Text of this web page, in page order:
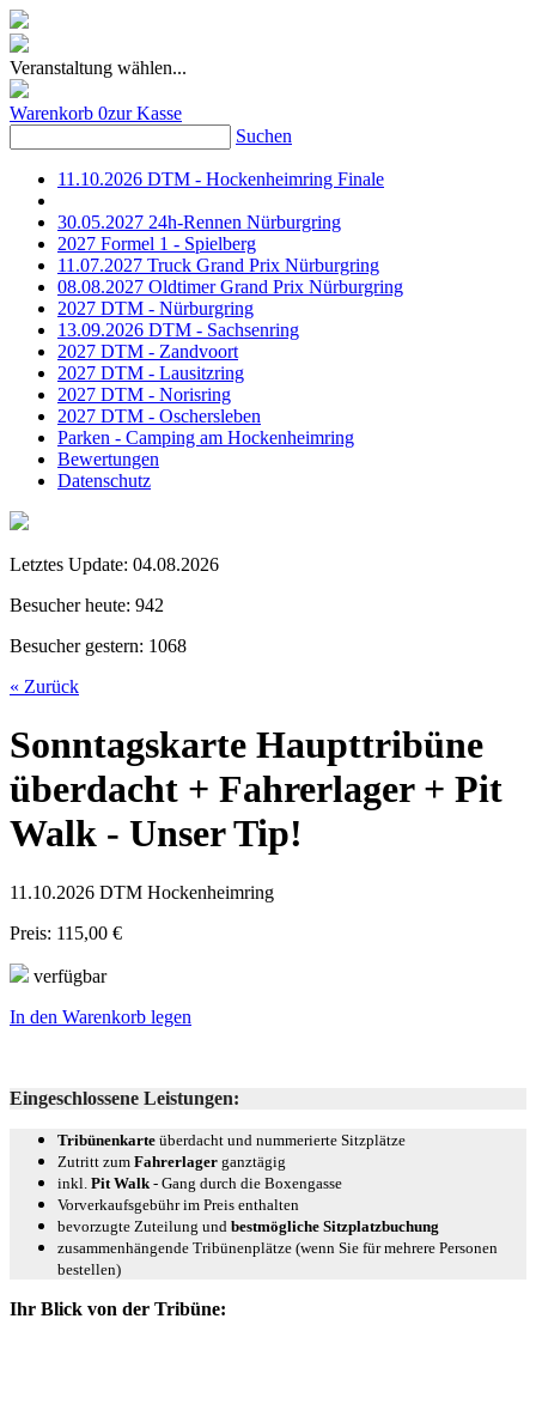
Veranstaltung wählen...
Warenkorb 0zur Kasse
Suchen
11.10.2026 DTM - Hockenheimring Finale
30.05.2027 24h-Rennen Nürburgring
2027 Formel 1 - Spielberg
11.07.2027 Truck Grand Prix Nürburgring
08.08.2027 Oldtimer Grand Prix Nürburgring
2027 DTM - Nürburgring
13.09.2026 DTM - Sachsenring
2027 DTM - Zandvoort
2027 DTM - Lausitzring
2027 DTM - Norisring
2027 DTM - Oschersleben
Parken - Camping am Hockenheimring
Bewertungen
Datenschutz
Letztes Update: 04.08.2026
Besucher heute: 942
Besucher gestern: 1068
« Zurück
Sonntagskarte Haupttribüne
überdacht + Fahrerlager + Pit
Walk - Unser Tip!
11.10.2026 DTM Hockenheimring
Preis: 115,00 €
verfügbar
In den Warenkorb legen
Eingeschlossene Leistungen:
Tribünenkarte überdacht und nummerierte Sitzplätze
Zutritt zum Fahrerlager ganztägig
inkl. Pit Walk - Gang durch die Boxengasse
Vorverkaufsgebühr im Preis enthalten
bevorzugte Zuteilung und bestmögliche Sitzplatzbuchung
zusammenhängende Tribünenplätze (wenn Sie für mehrere Personen
bestellen)
Ihr Blick von der Tribüne: